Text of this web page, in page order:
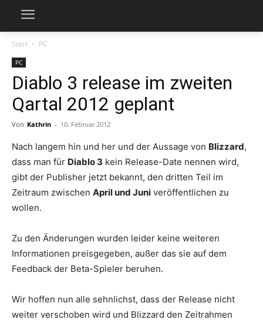
Start PC
PC
Diablo 3 release im zweiten
Qartal 2012 geplant
Von Kathrin - 10. Februar 2012
Nach langem hin und her und der Aussage von Blizzard,
dass man für Diablo 3 kein Release-Date nennen wird,
gibt der Publisher jetzt bekannt, den dritten Teil im
Zeitraum zwischen April und Juni veröffentlichen zu
wollen.
Zu den Änderungen wurden leider keine weiteren
Informationen preisgegeben, außer das sie auf dem
Feedback der Beta-Spieler beruhen.
Wir hoffen nun alle sehnlichst, dass der Release nicht
weiter verschoben wird und Blizzard den Zeitrahmen